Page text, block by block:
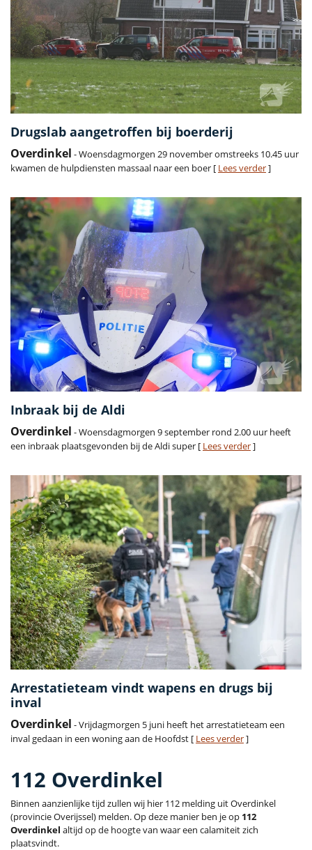
Drugslab aangetroffen bij boerderij
Overdinkel - Woensdagmorgen 29 november omstreeks 10.45 uur
kwamen de hulpdiensten massaal naar een boer [ Lees verder]
Inbraak bij de Aldi
Overdinkel - Woensdagmorgen 9 september rond 2.00 uur heeft
een inbraak plaatsgevonden bij de Aldi super [ Lees verder]
Arrestatieteam vindt wapens en drugs bij
inval
Overdinkel - Vrijdagmorgen 5 juni heeft het arrestatieteam een
inval gedaan in een woning aan de Hoofdst [ Lees verder]
112 Overdinkel
Binnen aanzienlijke tijd zullen wij hier 112 melding uit Overdinkel
(provincie Overijssel) melden. Op deze manier ben je op 112
Overdinkel altijd op de hoogte van waar een calamiteit zich
plaatsvindt.